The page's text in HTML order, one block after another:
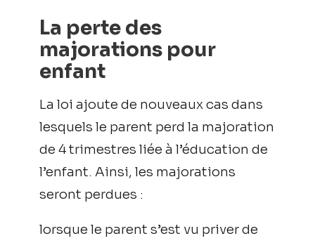
La perte des
majorations pour
enfant
La loi ajoute de nouveaux cas dans
lesquels le parent perd la majoration
de 4 trimestres liée à l’éducation de
l’enfant. Ainsi, les majorations
seront perdues :
lorsque le parent s’est vu priver de